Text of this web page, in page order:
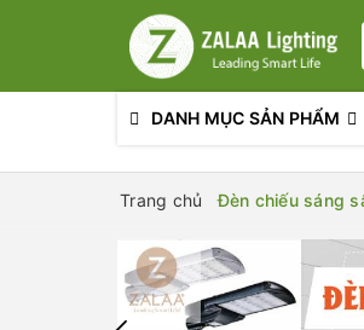
DANH MỤC SẢN PHẨM
Trang chủ Đèn chiếu sáng